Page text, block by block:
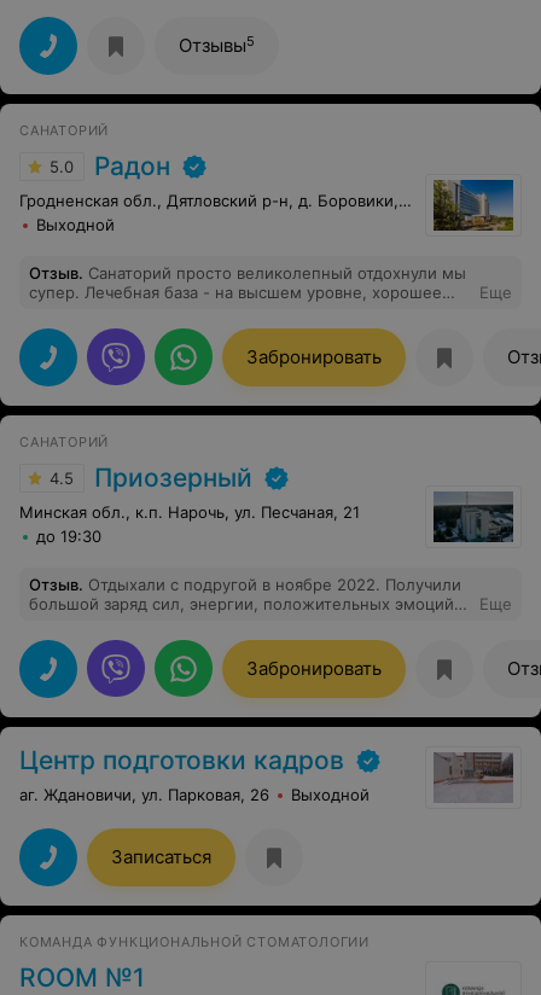
месторасположение. Выбор пал именно на этот
санаторий, так как у дочери бронхиальная астма , а
основной профиль санатория- заболевания органов
дыхания. Второе- удобное месторасположение, легко
добраться. Впечатление о санатории остались
высококвалифицированные медики, хорошое питание.
Спелеотерапия очень помогла моей дочери, состояние
здоровья улучшилось . Рекомендую этот санаторий.
Отзывы5
САНАТОРИЙ
5.0 Радон
Гродненская обл., Дятловский р-н, д. Боровики, 10
Выходной
Отзыв. Санаторий просто великолепный отдохнули мы
супер. Лечебная база - на высшем уровне, хорошее
медицинский персонал. Питание очень разнообразное,
очень вкусно приготовлено, и самое главное - всё
полезное. Номер у нас был люкс шикарный, убирались
очень хорошо.
Еще
Забронировать
САНАТОРИЙ
4.5 Приозерный
Минская обл., к.п. Нарочь, ул. Песчаная, 21
до 19:30
Отзыв. Отдыхали с подругой в ноябре 2022. Получили
большой заряд сил, энергии, положительных эмоций!
Соответственно цена - качество. Медицинский
персонал подобран высокой квалификации, также на
высоте и другие подразделения. Все условия для
спортивного и культурного отдыха, отличная кухня.
Спасибо "Приозерный"! До новых встреч!
Еще
Забронировать
Центр подготовки кадров
аг. Ждановичи, ул. Парковая, 26 Выходной
Записаться
КОМАНДА ФУНКЦИОНАЛЬНОЙ СТОМАТОЛОГИИ
ROOM №1